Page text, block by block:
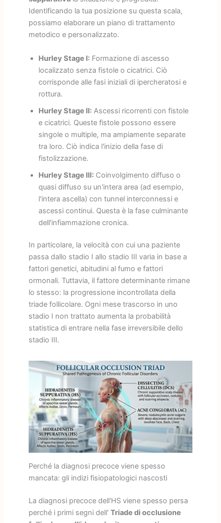
Identificando la tua posizione su questa scala,
possiamo elaborare un piano di trattamento
metodico e personalizzato.
Hurley Stage I:Formazione di ascesso
localizzato senza fistole o cicatrici. Ciò
corrisponde alle fasi iniziali di ipercheratosi e
rottura.
Hurley Stage II:Ascessi ricorrenti con fistole
e cicatrici. Queste fistole possono essere
singole o multiple, ma ampiamente separate
tra loro. Ciò indica l'inizio della fase di
fistolizzazione.
Hurley Stage III:Coinvolgimento diffuso o
quasi diffuso su un'intera area (ad esempio,
l'intera ascella) con tunnel interconnessi e
ascessi continui. Questa è la fase culminante
dell'infiammazione cronica.
In particolare, la velocità con cui una paziente
passa dallo stadio I allo stadio III varia in base a
fattori genetici, abitudini al fumo e fattori
ormonali. Tuttavia, il fattore determinante rimane
lo stesso: la progressione incontrollata della
triade follicolare. Ogni mese trascorso in uno
stadio I non trattato aumenta la probabilità
statistica di entrare nella fase irreversibile dello
stadio III.
Perché la diagnosi precoce viene spesso
mancata: gli indizi fisiopatologici nascosti
La diagnosi precoce dell'HS viene spesso persa
perché i primi segni dell' Triade di occlusione